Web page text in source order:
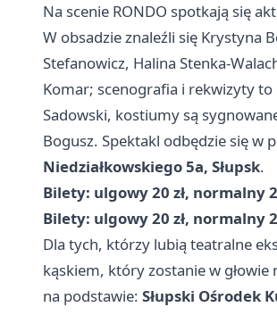
Na scenie RONDO spotkają się
W obsadzie znaleźli się Krystyna
Stefanowicz, Halina Stenka-
Komar; scenografia i rekwizyty to
Sadowski, kostiumy są
Bogusz. Spektakl odbędzie się w
Niedziałkowskiego 5a, Słupsk.
Bilety: ulgowy 20 zł, normalny
Bilety: ulgowy 20 zł, normalny
Dla tych, którzy lubią teatralne
kąskiem, który zostanie w głowie
na podstawie: Słupski Ośrodek